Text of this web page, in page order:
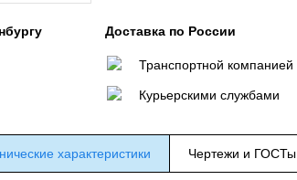
Доставка по России
Транспортной компанией
Курьерскими службами
характеристики Чертежи и ГОСТы